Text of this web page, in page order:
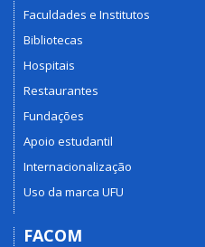
Faculdades e Institutos
Bibliotecas
Hospitais
Restaurantes
Fundações
Apoio estudantil
Internacionalização
Uso da marca UFU
FACOM